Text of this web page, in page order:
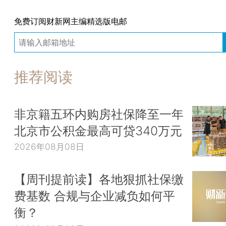
免费订阅财新网主编精选版电邮
推荐阅读
非京籍五环内购房社保降至一年
北京市公积金最高可贷340万元
2026年08月08日
【周刊提前读】各地狠抓社保缴
费基数 合规与企业减负如何平
衡？